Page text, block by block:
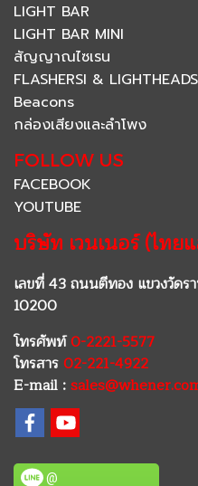
LIGHT BAR
LIGHT BAR MINI
สัญญาณไซเรน
FLASHERSI & LIGHTHEADS
Beacons
กล่องเสียงและลำโพง
FOLLOW US
FACEBOOK
YOUTUBE
บริษัท เวนเนอร์ (ไทย
เลขที่ 43 ถนนตีทอง แขวงวัด
10200
โทรศัพท์0-2221-5577
โทรสาร02-221-4922
E-mail :
@